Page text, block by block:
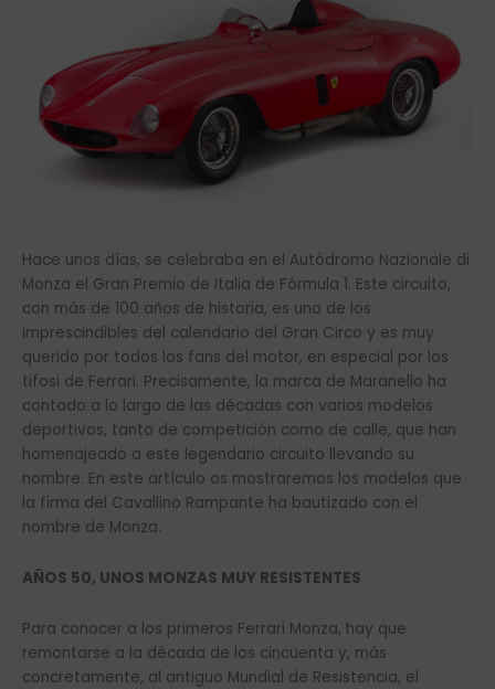
Hace unos días, se celebraba en el Autódromo Nazionale di
Monza el Gran Premio de Italia de Fórmula 1. Este circuito,
con más de 100 años de historia, es uno de los
imprescindibles del calendario del Gran Circo y es muy
querido por todos los fans del motor, en especial por los
tifosi de Ferrari. Precisamente, la marca de Maranello ha
contado a lo largo de las décadas con varios modelos
deportivos, tanto de competición como de calle, que han
homenajeado a este legendario circuito llevando su
nombre. En este artículo os mostraremos los modelos que
la firma del Cavallino Rampante ha bautizado con el
nombre de Monza.
AÑOS 50, UNOS MONZAS MUY RESISTENTES
Para conocer a los primeros Ferrari Monza, hay que
remontarse a la década de los cincuenta y, más
concretamente, al antiguo Mundial de Resistencia, el